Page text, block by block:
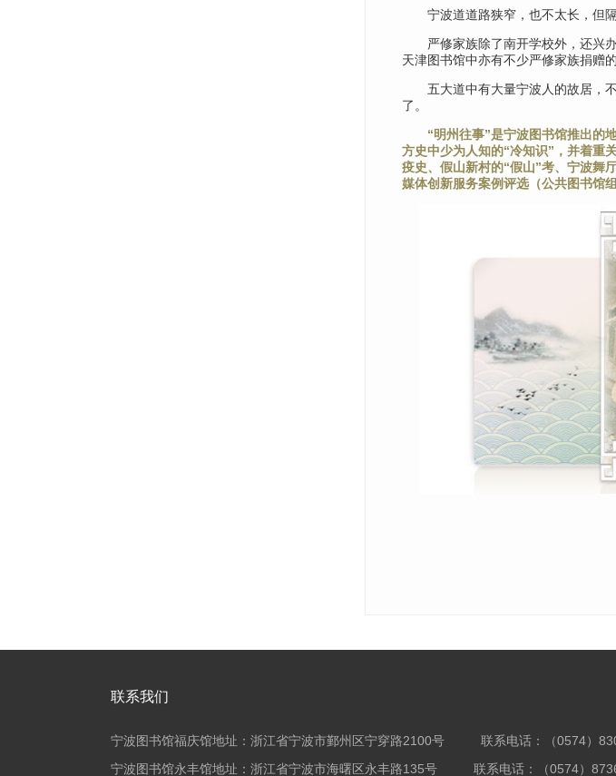
宁波道道路狭窄，也不太长，但
严修家族除了南开学校外，还兴
天津图书馆中亦有不少严修家族捐赠的
五大道中有大量宁波人的故居，
了。
“明州往事”是宁波图书馆推出的
方史中少为人知的“冷知识”，并着重
疫史、假山新村的“假山”考、宁波舞
媒体创新服务案例评选（公共图书馆组
联系我们
宁波图书馆福庆馆地址：浙江省宁波市鄞州区宁穿路2100号
联系电话：（0574）
宁波图书馆永丰馆地址：浙江省宁波市海曙区永丰路135号
联系电话：（0574）